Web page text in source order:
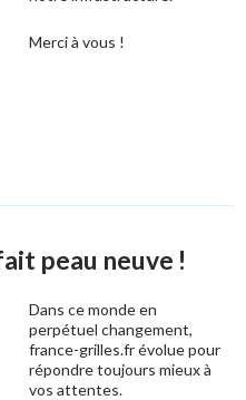
Merci à vous !
peau neuve !
Dans ce monde en
perpétuel changement,
france-grilles.fr évolue pour
répondre toujours mieux à
vos attentes.